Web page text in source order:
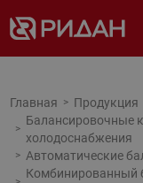
Главная Продукция
Балансировочные
холодоснабжения
Автоматические
Комбинированный